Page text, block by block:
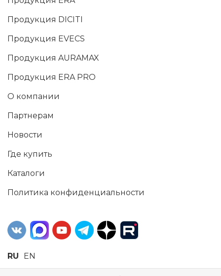
Продукция DICITI
Продукция EVECS
Продукция AURAMAX
Продукция ERA PRO
О компании
Партнерам
Новости
Где купить
Каталоги
Политика конфиденциальности
RU EN